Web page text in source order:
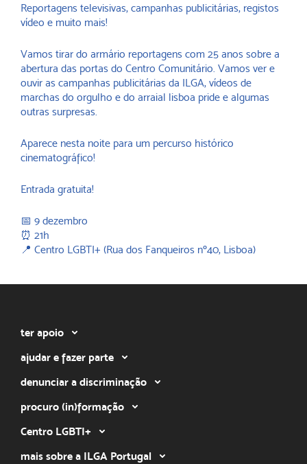
Reportagens televisivas, campanhas publicitárias, registos
vídeo e muito mais!
Vamos tirar do armário reportagens com 25 anos sobre a
abertura das portas do Centro Comunitário. Vamos ver e
ouvir as campanhas publicitárias da ILGA, vídeos de
marchas do orgulho e do arraial lisboa pride e algumas
outras surpresas.
Aparece nesta noite para um percurso histórico
cinematográfico!
Entrada gratuita!
📅 9 dezembro
⏰ 21h
📍 Centro LGBTI+ (Rua dos Fanqueiros nº40, Lisboa)
ter apoio
ajudar e fazer parte
denunciar a discriminação
procuro (in)formação
Centro LGBTI+
mais sobre a ILGA Portugal